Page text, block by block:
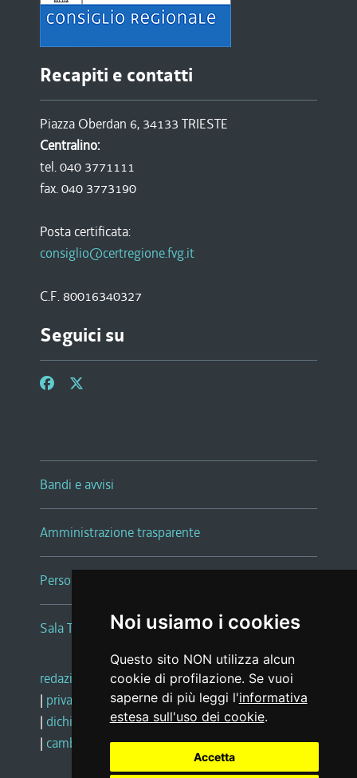
Noi usiamo i cookies
Questo sito NON utilizza alcun
cookie di profilazione. Se vuoi
saperne di più leggi l'informativa
estesa sull'uso dei cookie.
Accetta
Recapiti e contatti
Piazza Oberdan 6, 34133 TRIESTE
Centralino:
tel. 040 3771111
fax. 040 3773190
Posta certificata:
consiglio@certregione.fvg.it
C.F. 80016340327
Seguici su
Bandi e avvisi
Amministrazione trasparente
Persone e Uffici
Sala Tiziano Tessitori
redazione web |note legali |glossario
| privacy
social media policy
| dichiarazione di accessibilità |feedback
| cambio preferenze cookie